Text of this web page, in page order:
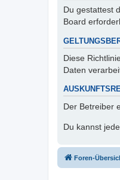
Du gestattest
Board
Diese
Daten
Der Betreiber
Du kannst
Foren-